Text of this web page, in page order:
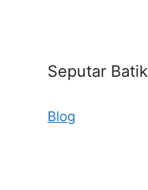
Seputar Batik
Blog